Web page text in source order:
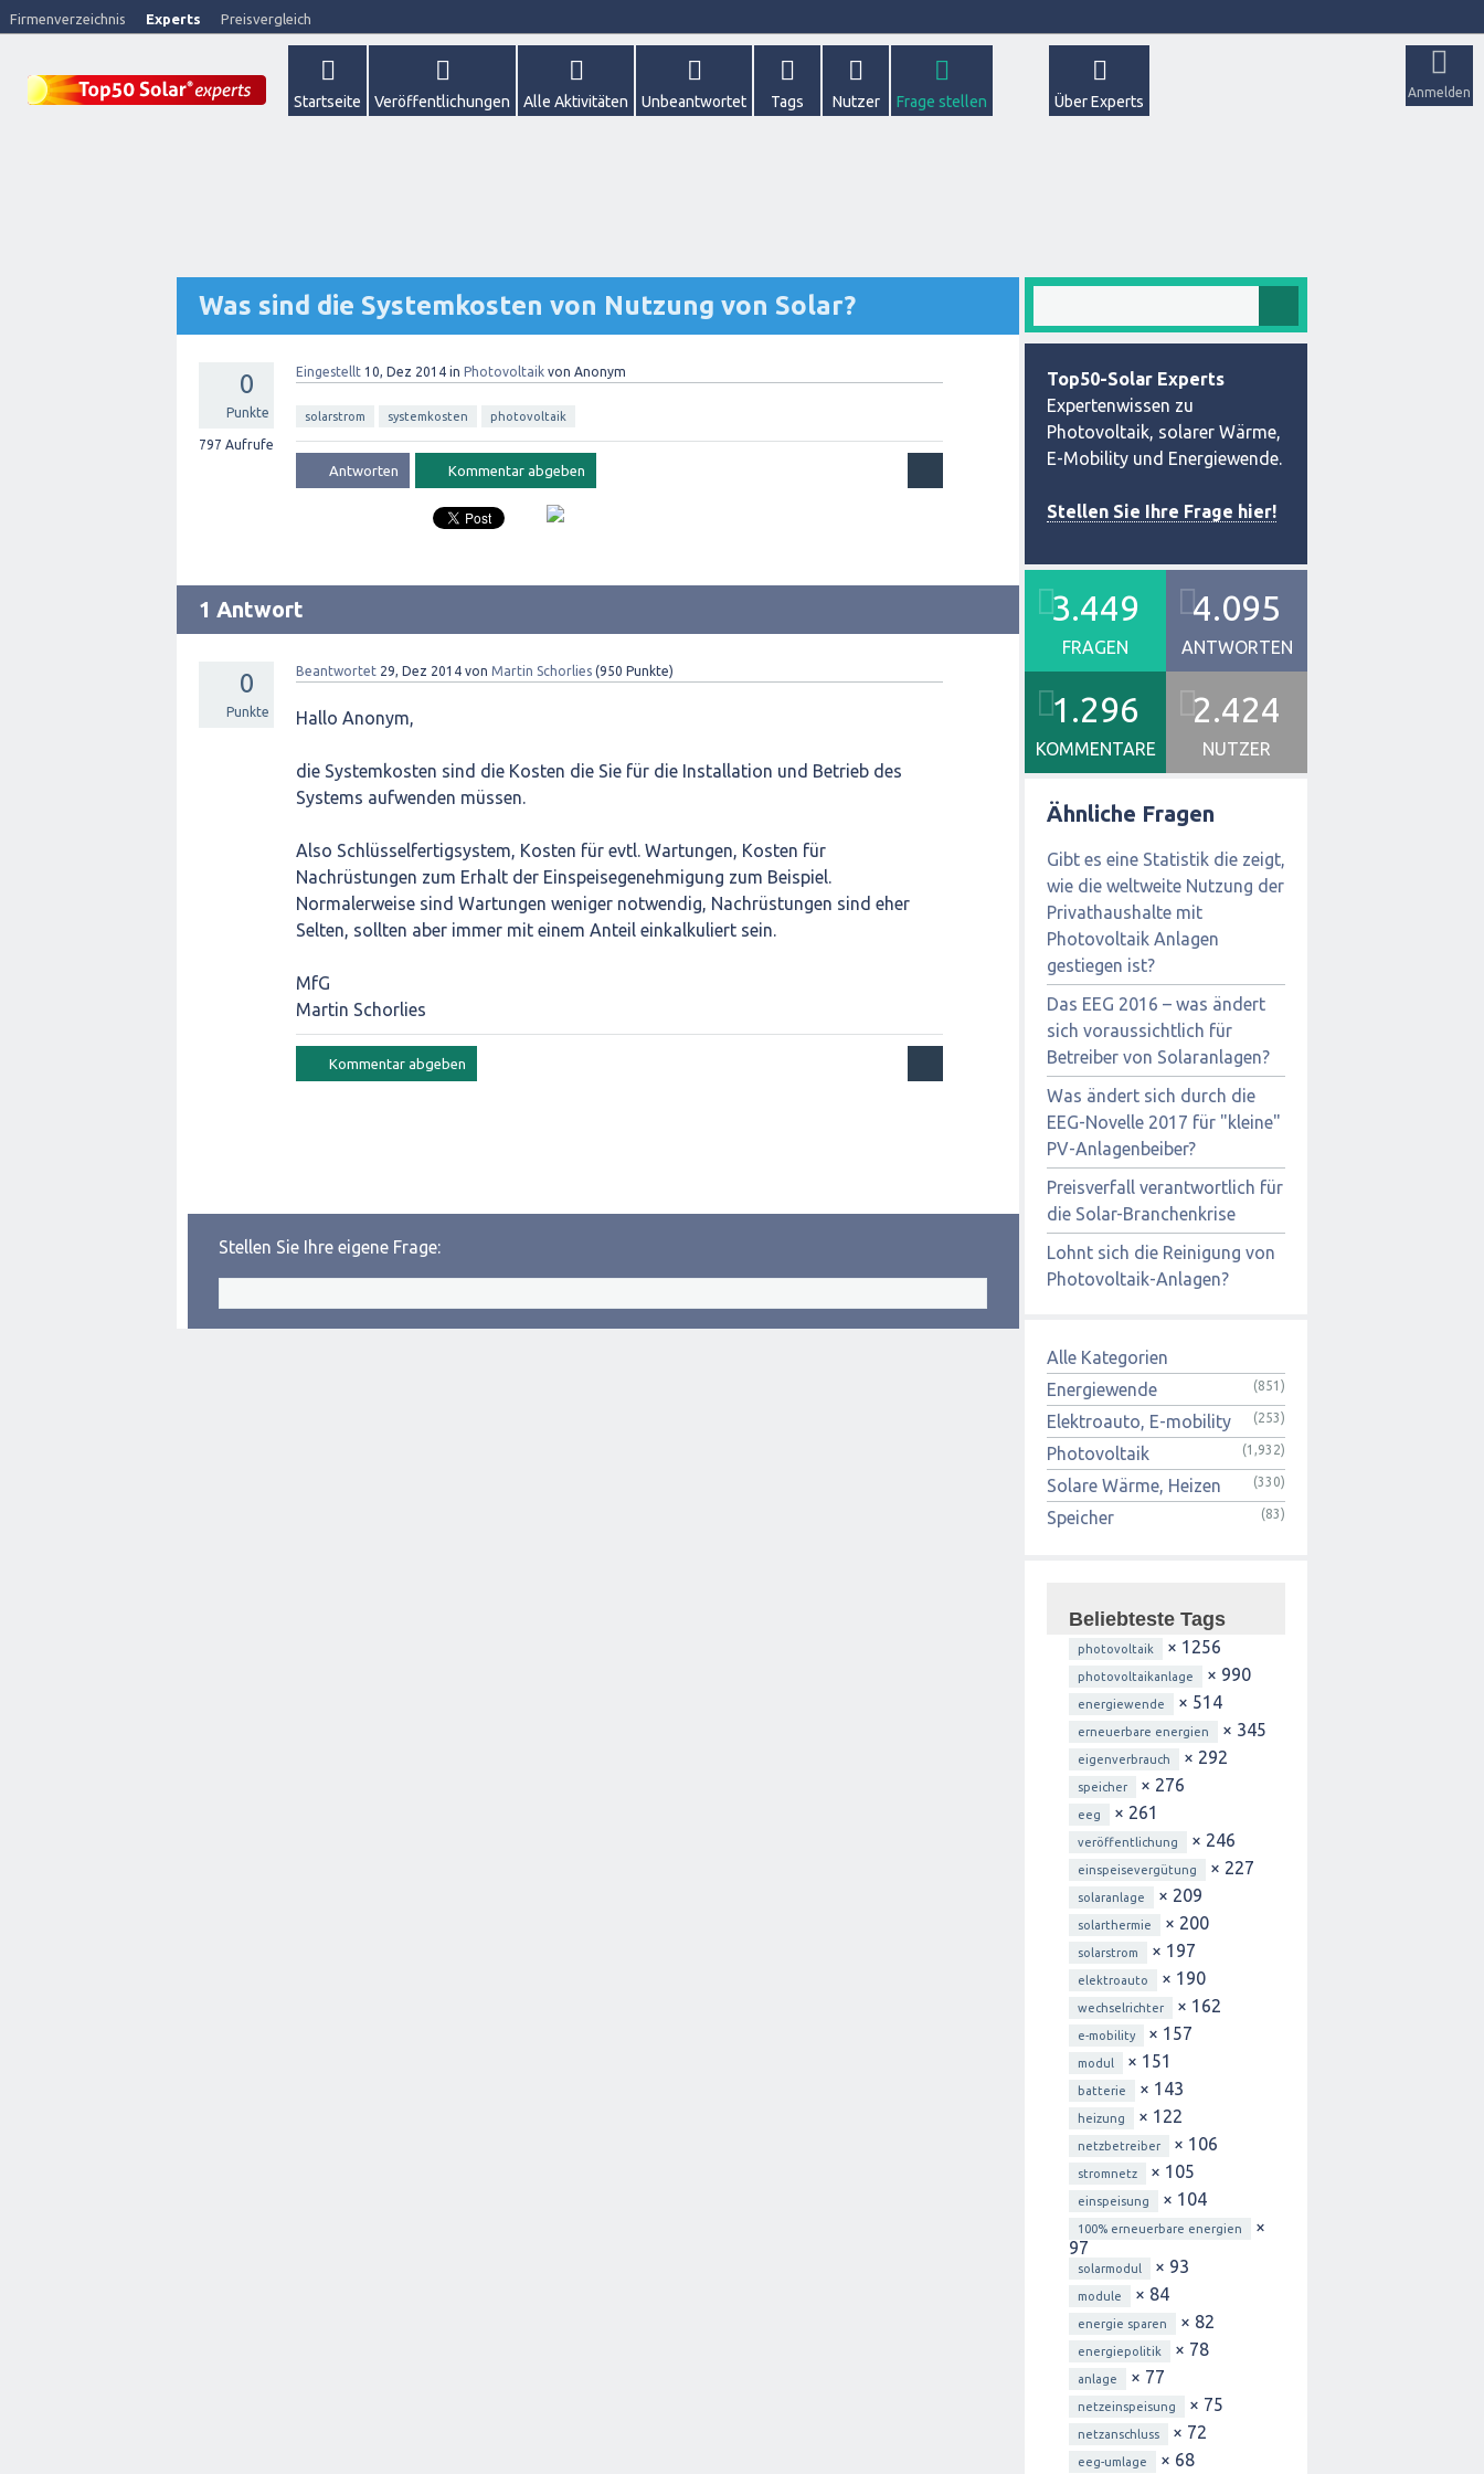
Firmenverzeichnis Experts Preisvergleich
Anmelden
Startseite Veröffentlichungen Alle Aktivitäten Unbeantwortet Tags Nutzer Frage stellen Über Experts
Was sind die Systemkosten von Nutzung von Solar?
0
Punkte
797 Aufrufe
Eingestellt 10, Dez 2014 in Photovoltaik von Anonym
solarstrom systemkosten photovoltaik
1 Antwort
0
Punkte
Beantwortet 29, Dez 2014 von Martin Schorlies (950 Punkte)
Hallo Anonym,
die Systemkosten sind die Kosten die Sie für die Installation und Betrieb des
Systems aufwenden müssen.
Also Schlüsselfertigsystem, Kosten für evtl. Wartungen, Kosten für
Nachrüstungen zum Erhalt der Einspeisegenehmigung zum Beispiel.
Normalerweise sind Wartungen weniger notwendig, Nachrüstungen sind eher
Selten, sollten aber immer mit einem Anteil einkalkuliert sein.
MfG
Martin Schorlies
Stellen Sie Ihre eigene Frage:
Top50-Solar Experts
Expertenwissen zu
Photovoltaik, solarer Wärme,
E-Mobility und Energiewende.
Stellen Sie Ihre Frage hier!
3.449
FRAGEN
4.095
ANTWORTEN
1.296
KOMMENTARE
2.424
NUTZER
Ähnliche Fragen
Gibt es eine Statistik die zeigt,
wie die weltweite Nutzung der
Privathaushalte mit
Photovoltaik Anlagen
gestiegen ist?
Das EEG 2016 – was ändert
sich voraussichtlich für
Betreiber von Solaranlagen?
Was ändert sich durch die
EEG-Novelle 2017 für "kleine"
PV-Anlagenbeiber?
Preisverfall verantwortlich für
die Solar-Branchenkrise
Lohnt sich die Reinigung von
Photovoltaik-Anlagen?
Alle Kategorien
Energiewende
(851)
Elektroauto, E-mobility (253)
Photovoltaik (1,932)
Solare Wärme, Heizen (330)
Speicher (83)
Beliebteste Tags
photovoltaik × 1256
photovoltaikanlage × 990
energiewende × 514
erneuerbare energien × 345
eigenverbrauch × 292
speicher × 276
eeg × 261
veröffentlichung × 246
einspeisevergütung × 227
solaranlage × 209
solarthermie × 200
solarstrom × 197
elektroauto × 190
wechselrichter × 162
e-mobility × 157
modul × 151
batterie × 143
heizung × 122
netzbetreiber × 106
stromnetz × 105
einspeisung × 104
100% erneuerbare energien
×
97
solarmodul × 93
module × 84
energie sparen × 82
energiepolitik × 78
anlage × 77
netzeinspeisung × 75
netzanschluss × 72
eeg-umlage × 68